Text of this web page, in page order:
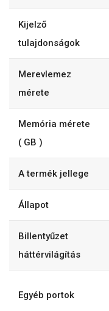
Kijelző
tulajdonságok
Merevlemez
mérete
Memória mérete
( GB )
A termék jellege
Állapot
Billentyűzet
háttérvilágítás
Egyéb portok